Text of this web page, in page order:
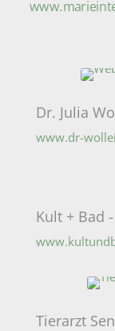
Dr. Julia
www.dr-
Kult + Bad
Tierarzt